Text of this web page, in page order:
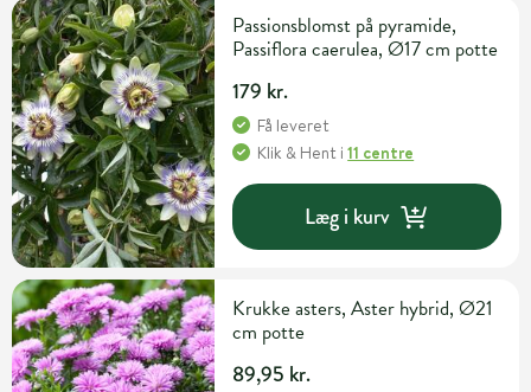
Passionsblomst på pyramide,
Passiflora caerulea, Ø17 cm potte
179 kr.
Få leveret
Klik & Hent i11 centre
Læg i kurv
Krukke asters, Aster hybrid, Ø21
cm potte
89,95 kr.